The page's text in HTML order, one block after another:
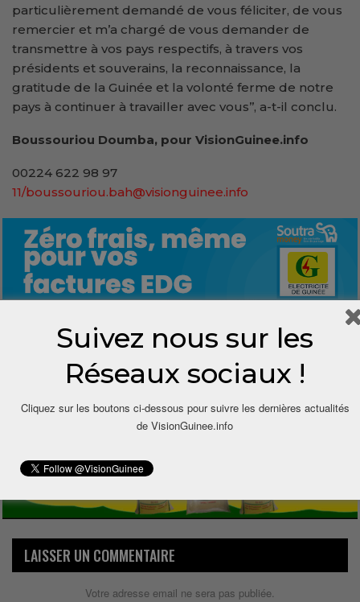
particulièrement demandé de vous féliciter, de vous
remercier et m’a chargé de vous demander de
transmettre à vos pays respectifs, à travers vos
présidents et souverains, la reconnaissance, la
gratitude de la Guinée et la volonté ferme de notre
pays à continuer à travailler avec vous’’, a-t-il conclu.
Boussouriou Doumba, pour VisionGuinee.info
00224 622 98 97
11/boussouriou.bah@visionguinee.info
LAISSER UN COMMENTAIRE
Votre adresse email ne sera pas publiée.
Suivez nous sur les
Réseaux sociaux !
Cliquez sur les boutons ci-dessous pour suivre les dernières actualités
de VisionGuinee.info